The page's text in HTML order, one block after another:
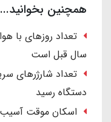
همچنین بخوانید...
سال قبل است
دستگاه رسید